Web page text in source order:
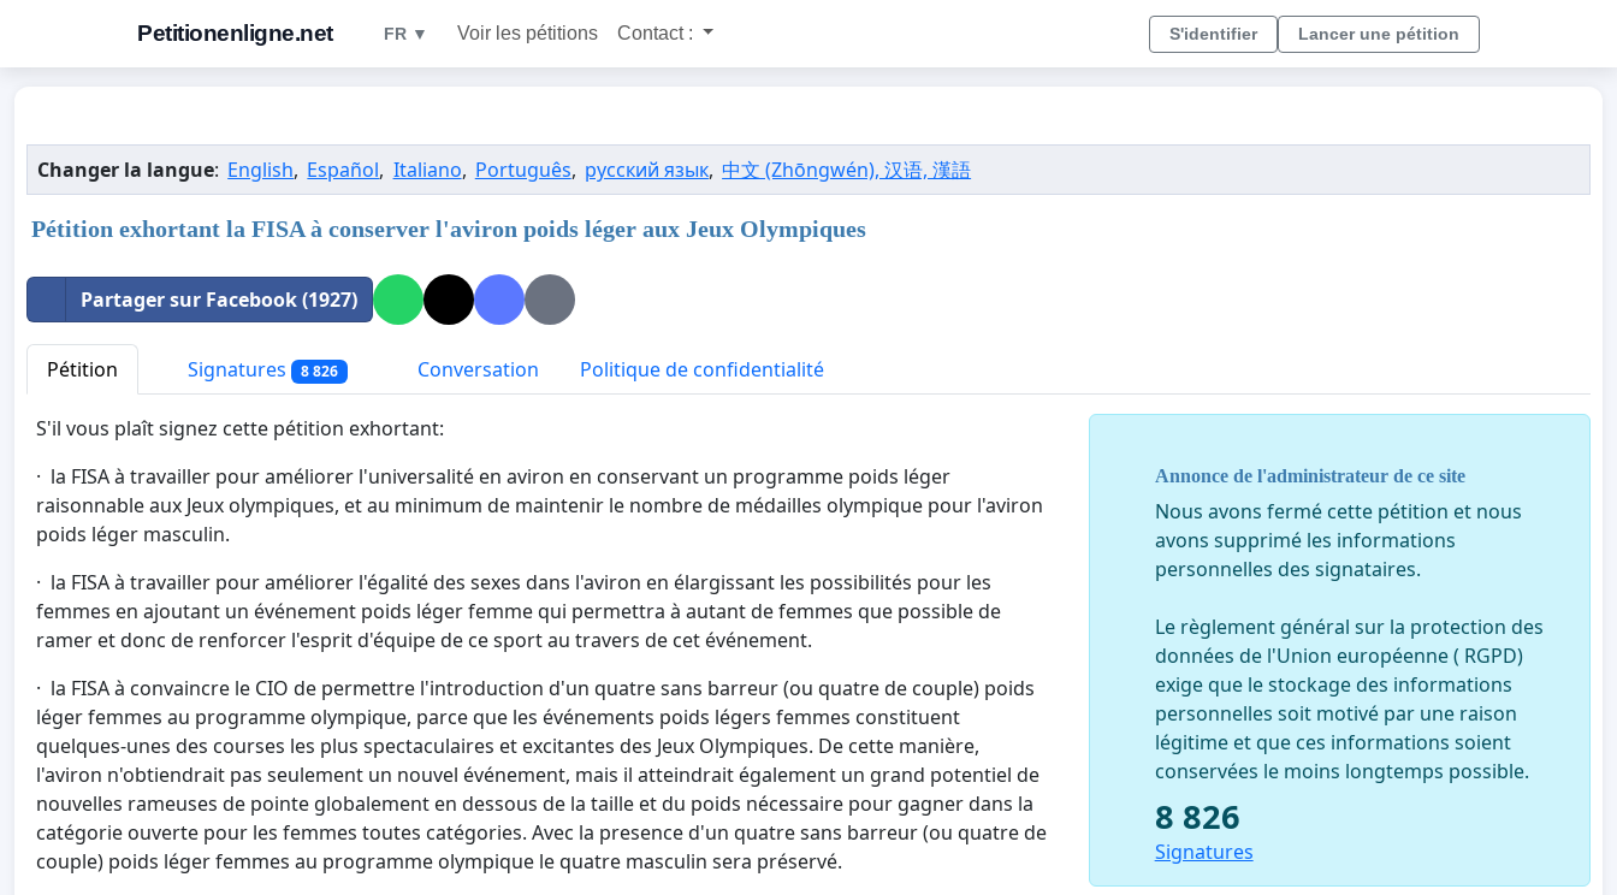
Petitionenligne.net FR ▼ Voir les pétitions Contact : S'identifier Lancer une pétition
Changer la langue: English, Español, Italiano, Português, русский язык, 中文 (Zhōngwén), 汉语, 漢語
Pétition exhortant la FISA à conserver l'aviron poids léger aux Jeux Olympiques
Partager sur Facebook (1927)
Pétition Signatures 8 826 Conversation Politique de confidentialité
S'il vous plaît signez cette pétition exhortant:
· la FISA à travailler pour améliorer l'universalité en aviron en conservant un programme poids léger
raisonnable aux Jeux olympiques, et au minimum de maintenir le nombre de médailles olympique pour l'aviron
poids léger masculin.
· la FISA à travailler pour améliorer l'égalité des sexes dans l'aviron en élargissant les possibilités pour les
femmes en ajoutant un événement poids léger femme qui permettra à autant de femmes que possible de
ramer et donc de renforcer l'esprit d'équipe de ce sport au travers de cet événement.
· la FISA à convaincre le CIO de permettre l'introduction d'un quatre sans barreur (ou quatre de couple) poids
léger femmes au programme olympique, parce que les événements poids légers femmes constituent
quelques-unes des courses les plus spectaculaires et excitantes des Jeux Olympiques. De cette manière,
l'aviron n'obtiendrait pas seulement un nouvel événement, mais il atteindrait également un grand potentiel de
nouvelles rameuses de pointe globalement en dessous de la taille et du poids nécessaire pour gagner dans la
catégorie ouverte pour les femmes toutes catégories. Avec la presence d'un quatre sans barreur (ou quatre de
couple) poids léger femmes au programme olympique le quatre masculin sera préservé.
Annonce de l'administrateur de ce site
Nous avons fermé cette pétition et nous
avons supprimé les informations
personnelles des signataires.
Le règlement général sur la protection des
données de l'Union européenne ( RGPD)
exige que le stockage des informations
personnelles soit motivé par une raison
légitime et que ces informations soient
conservées le moins longtemps possible.
8 826
Signatures